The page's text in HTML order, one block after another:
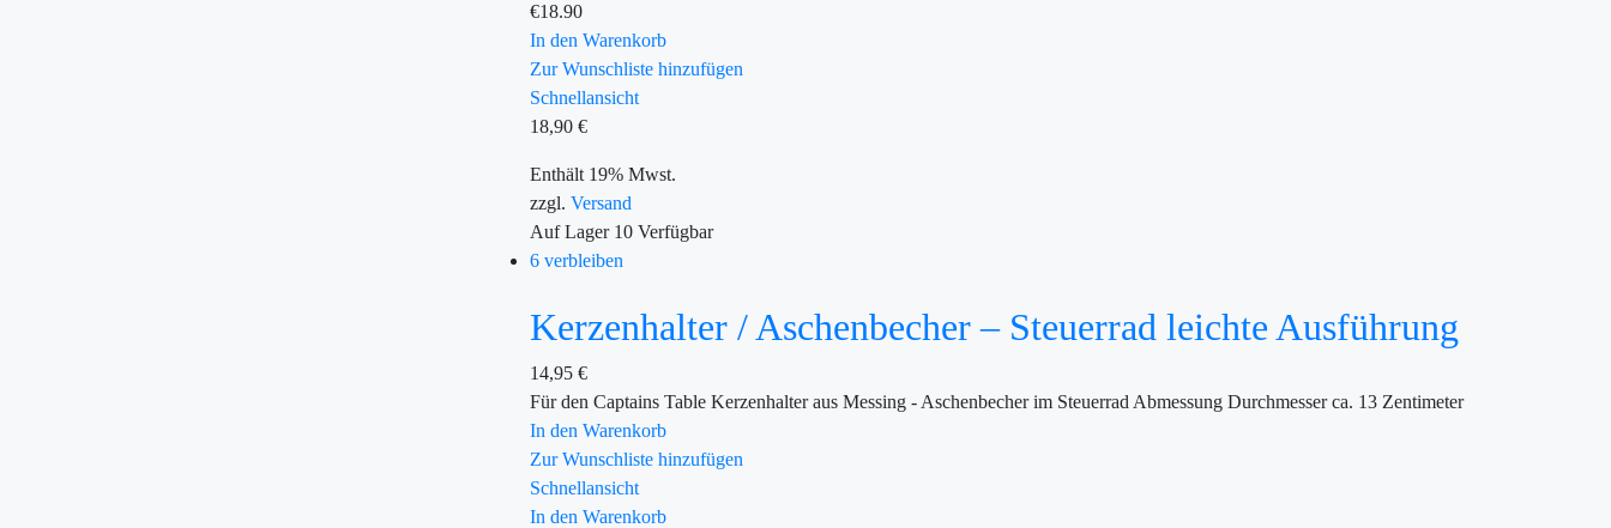
€18.90
In den Warenkorb
Zur Wunschliste hinzufügen
Schnellansicht
18,90 €
Enthält 19% Mwst.
zzgl. Versand
Auf Lager10 Verfügbar
6 verbleiben
Kerzenhalter / Aschenbecher – Steuerrad leichte Ausführung
14,95 €
Für den Captains Table Kerzenhalter aus Messing - Aschenbecher im Steuerrad Abmessung Durchmesser ca. 13 Zentimeter
In den Warenkorb
Zur Wunschliste hinzufügen
Schnellansicht
In den Warenkorb